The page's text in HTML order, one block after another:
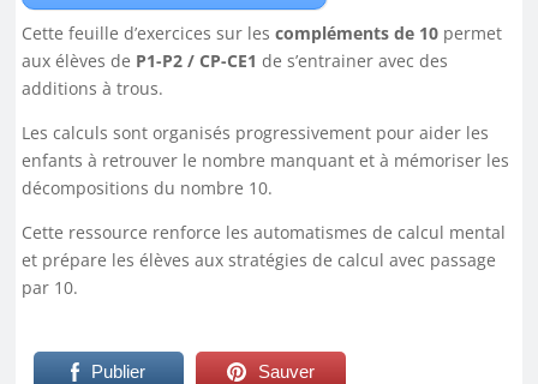
Cette feuille d’exercices sur les compléments de 10permet
aux élèves de P1-P2 / CP-CE1 de s’entrainer avec des
additions à trous.
Les calculs sont organisés progressivement pour aider les
enfants à retrouver le nombre manquant et à mémoriser les
décompositions du nombre 10.
Cette ressource renforce les automatismes de calcul mental
et prépare les élèves aux stratégies de calcul avec passage
par 10.
Publier Sauver